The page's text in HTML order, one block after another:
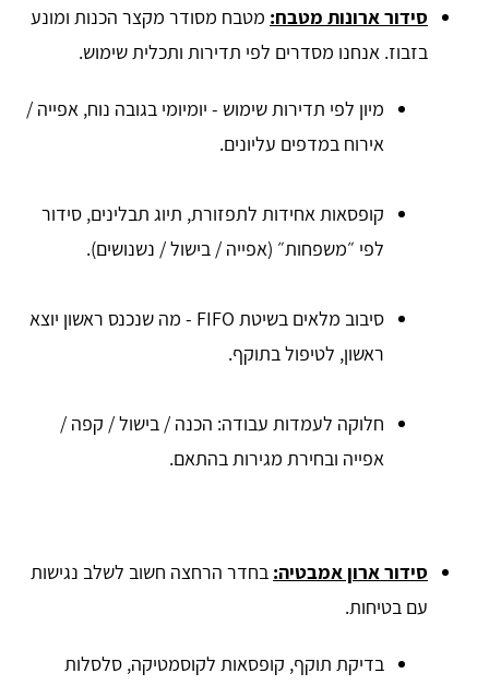
סידור ארונות מטבח: מטבח מסודר מקצר הכנות ומונע
בזבוז. אנחנו מסדרים לפי תדירות ותכלית שימוש.
מיון לפי תדירות שימוש - יומיומי בגובה נוח, אפייה /
אירוח במדפים עליונים.
קופסאות אחידות לתפזורת, תיוג תבלינים, סידור
לפי ״משפחות״ (אפייה / בישול / נשנושים).
סיבוב מלאים בשיטת FIFO - מה שנכנס ראשון יוצא
ראשון, לטיפול בתוקף.
חלוקה לעמדות עבודה: הכנה / בישול / קפה /
אפייה ובחירת מגירות בהתאם.
סידור ארון אמבטיה: בחדר הרחצה חשוב לשלב נגישות
עם בטיחות.
בדיקת תוקף, קופסאות לקוסמטיקה, סלסלות